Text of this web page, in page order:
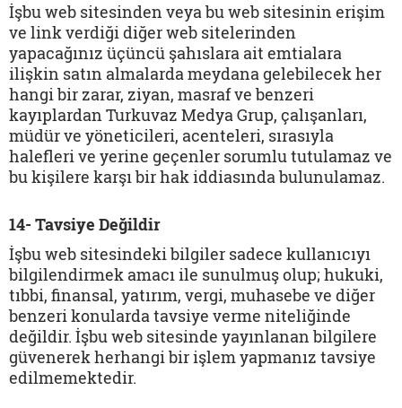
İşbu web sitesinden veya bu web sitesinin erişim
ve link verdiği diğer web sitelerinden
yapacağınız üçüncü şahıslara ait emtialara
ilişkin satın almalarda meydana gelebilecek her
hangi bir zarar, ziyan, masraf ve benzeri
kayıplardan Turkuvaz Medya Grup, çalışanları,
müdür ve yöneticileri, acenteleri, sırasıyla
halefleri ve yerine geçenler sorumlu tutulamaz ve
bu kişilere karşı bir hak iddiasında bulunulamaz.
14- Tavsiye Değildir
İşbu web sitesindeki bilgiler sadece kullanıcıyı
bilgilendirmek amacı ile sunulmuş olup; hukuki,
tıbbi, finansal, yatırım, vergi, muhasebe ve diğer
benzeri konularda tavsiye verme niteliğinde
değildir. İşbu web sitesinde yayınlanan bilgilere
güvenerek herhangi bir işlem yapmanız tavsiye
edilmemektedir.